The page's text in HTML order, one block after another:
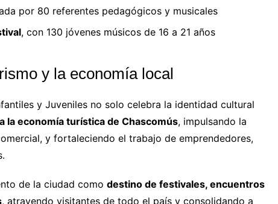
por 80 referentes pedagógicos y musicales
, con 130 jóvenes músicos de 16 a 21 años
y la economía local
y Juveniles no solo celebra la identidad cultural
la economía turística de Chascomús, impulsando la
y fortaleciendo el trabajo de emprendedores,
de la ciudad como destino de festivales, encuentros
, atrayendo visitantes de todo el país y consolidando a